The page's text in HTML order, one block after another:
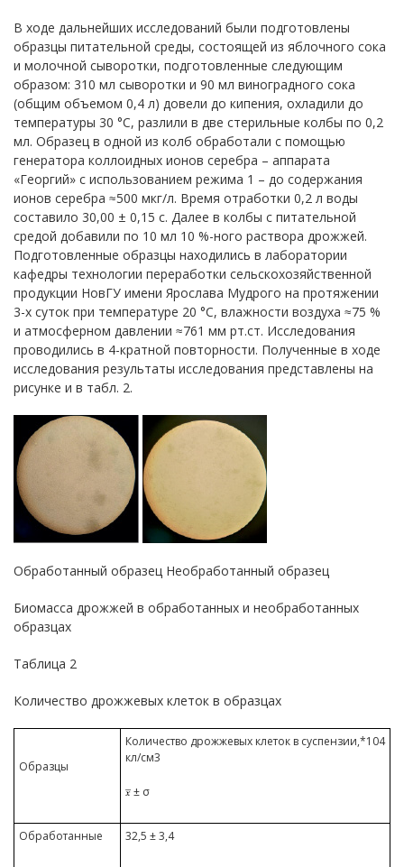
В ходе дальнейших исследований были подготовлены
образцы питательной среды, состоящей из яблочного сока
и молочной сыворотки, подготовленные следующим
образом: 310 мл сыворотки и 90 мл виноградного сока
(общим объемом 0,4 л) довели до кипения, охладили до
температуры 30 °С, разлили в две стерильные колбы по 0,2
мл. Образец в одной из колб обработали с помощью
генератора коллоидных ионов серебра – аппарата
«Георгий» с использованием режима 1 – до содержания
ионов серебра ≈500 мкг/л. Время отработки 0,2 л воды
составило 30,00 ± 0,15 с. Далее в колбы с питательной
средой добавили по 10 мл 10 %-ного раствора дрожжей.
Подготовленные образцы находились в лаборатории
кафедры технологии переработки сельскохозяйственной
продукции НовГУ имени Ярослава Мудрого на протяжении
3-х суток при температуре 20 °С, влажности воздуха ≈75 %
и атмосферном давлении ≈761 мм рт.ст. Исследования
проводились в 4-кратной повторности. Полученные в ходе
исследования результаты исследования представлены на
рисунке и в табл. 2.
Обработанный образец Необработанный образец
Биомасса дрожжей в обработанных и необработанных
образцах
Таблица 2
Количество дрожжевых клеток в образцах
Образцы
Количество дрожжевых клеток в суспензии,*104
кл/см3
± σ
Обработанные 32,5 ± 3,4